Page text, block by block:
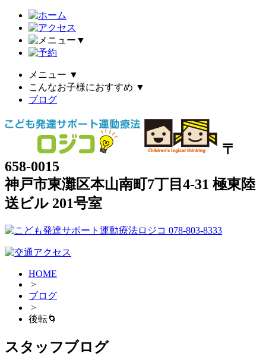
▼
メニュー ▼
こんなお子様におすすめ ▼
ブログ
〒
658-0015
神戸市東灘区本山南町7丁目4-31 極東陸
送ビル 201号室
HOME
>
ブログ
>
後転🌀
スタッフブログ